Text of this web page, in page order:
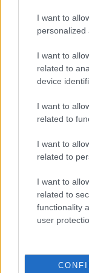
I want to
personalized
I want to
related to
device
I want to
related to
I want to
related to
I want to
related to
functionality
user
Massimo
Nicolaporro.it è
sufficiente
essere sempre